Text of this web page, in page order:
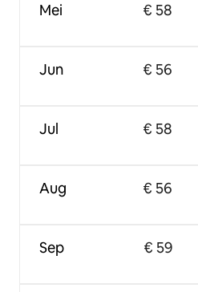
Mei
Jun
Jul
Aug
Sep
€ 58
€ 56
€ 58
€ 56
€ 59